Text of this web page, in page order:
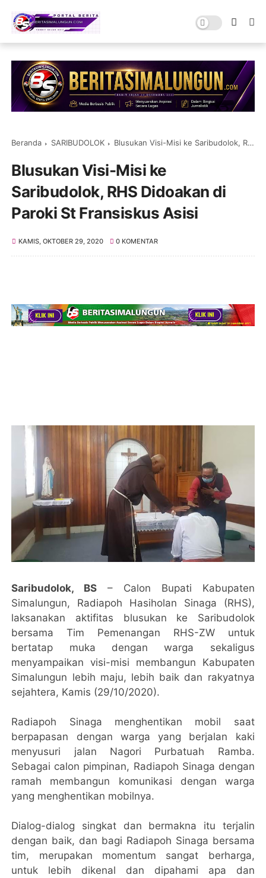
Beranda SARIBUDOLOK Blusukan Visi-Misi ke Saribudolok, RHS Didoakan di Paroki St Fransiskus Asisi
Blusukan Visi-Misi ke
Saribudolok, RHS Didoakan di
Paroki St Fransiskus Asisi
KAMIS, OKTOBER 29, 2020 0 KOMENTAR
Saribudolok, BS – Calon Bupati Kabupaten
Simalungun, Radiapoh Hasiholan Sinaga (RHS),
laksanakan aktifitas blusukan ke Saribudolok
bersama Tim Pemenangan RHS-ZW untuk
bertatap muka dengan warga sekaligus
menyampaikan visi-misi membangun Kabupaten
Simalungun lebih maju, lebih baik dan rakyatnya
sejahtera, Kamis (29/10/2020).
Radiapoh Sinaga menghentikan mobil saat
berpapasan dengan warga yang berjalan kaki
menyusuri jalan Nagori Purbatuah Ramba.
Sebagai calon pimpinan, Radiapoh Sinaga dengan
ramah membangun komunikasi dengan warga
yang menghentikan mobilnya.
Dialog-dialog singkat dan bermakna itu terjalin
dengan baik, dan bagi Radiapoh Sinaga bersama
tim, merupakan momentum sangat berharga,
untuk lebih dikenal dan dipahami apa dan